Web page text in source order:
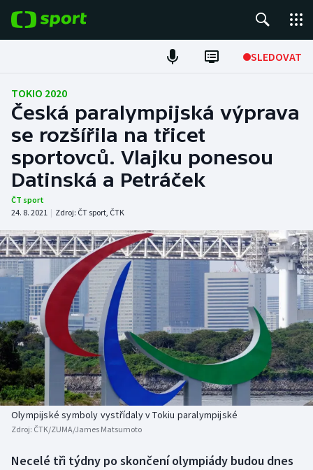
SLEDOVAT
Fotbal
Hokej
Tenis
Atletika
DALŠÍ SPORTY
Americký fotbal
Baseball a softbal
Basketbal
Biatlon
Boby a skeleton
Box
NEPŘEHLÉDNĚTE
Soutěže
Historické návraty
Aplikace ČT sport
AZ kvíz
TOKIO 2020
Česká paralympijská výprava
se rozšířila na třicet
sportovců. Vlajku ponesou
Datinská a Petráček
ČT sport
24. 8. 2021 | Zdroj: ČT sport, ČTK
Olympijské symboly vystřídaly v Tokiu paralympijské
Zdroj: ČTK/ZUMA/James Matsumoto
Necelé tři týdny po skončení olympiády budou dnes